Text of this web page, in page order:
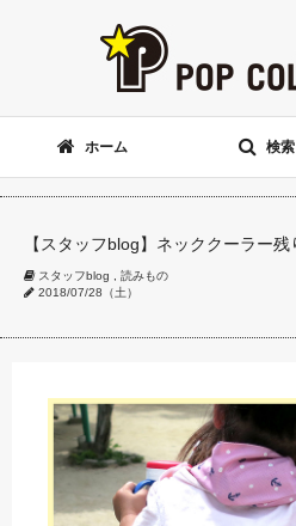
ホーム 検索
【スタッフblog】ネッククーラー残
スタッフblog
読みもの
2018/07/28（土）